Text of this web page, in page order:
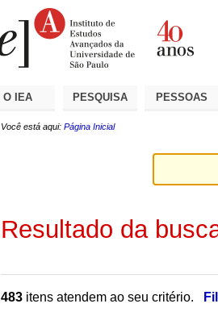
O IEA PESQUISA PESSOAS
Você está aqui: Página Inicial
Resultado da
483 itens atendem ao seu critério.